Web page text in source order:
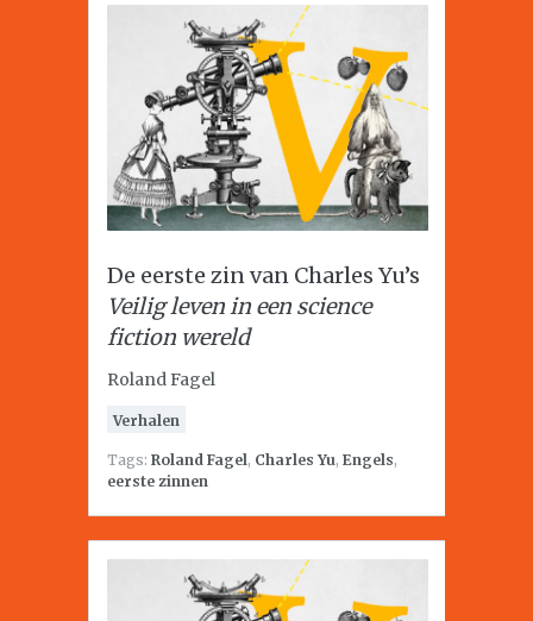
De eerste zin van Charles Yu’s
Veilig leven in een science
fiction wereld
Roland Fagel
Verhalen
Tags: Roland Fagel, Charles Yu, Engels,
eerste zinnen